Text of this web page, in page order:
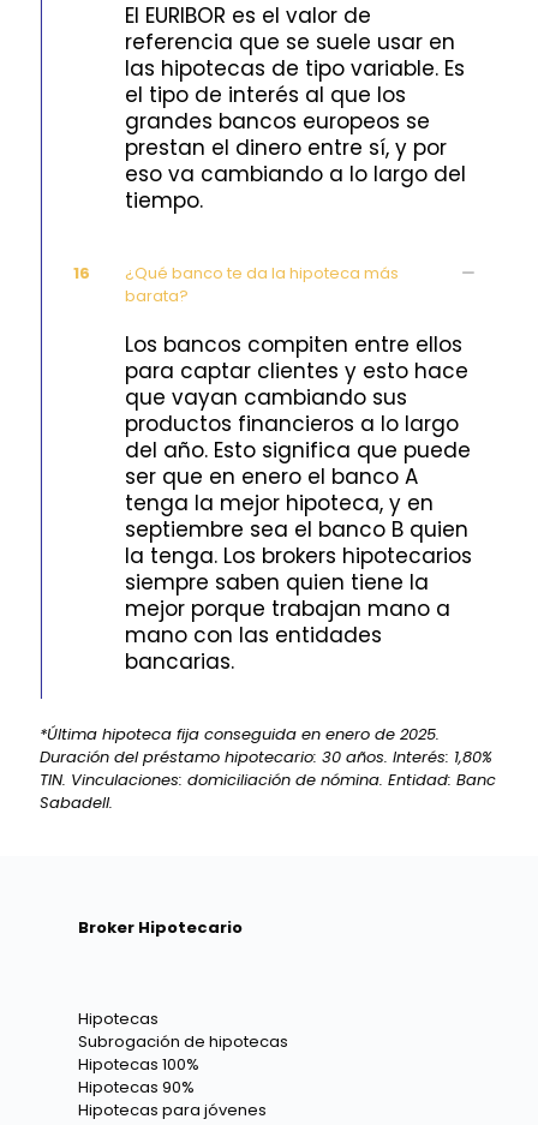
El EURIBOR es el valor de
referencia que se suele usar en
las hipotecas de tipo variable. Es
el tipo de interés al que los
grandes bancos europeos se
prestan el dinero entre sí, y por
eso va cambiando a lo largo del
tiempo.
16
¿Qué banco te da la hipoteca más
barata?
Los bancos compiten entre ellos
para captar clientes y esto hace
que vayan cambiando sus
productos financieros a lo largo
del año. Esto significa que puede
ser que en enero el banco A
tenga la mejor hipoteca, y en
septiembre sea el banco B quien
la tenga. Los brokers hipotecarios
siempre saben quien tiene la
mejor porque trabajan mano a
mano con las entidades
bancarias.
*Última hipoteca fija conseguida en enero de 2025.
Duración del préstamo hipotecario: 30 años. Interés: 1,80%
TIN. Vinculaciones: domiciliación de nómina. Entidad: Banc
Sabadell.
Broker Hipotecario
Hipotecas
Subrogación de hipotecas
Hipotecas 100%
Hipotecas 90%
Hipotecas para jóvenes